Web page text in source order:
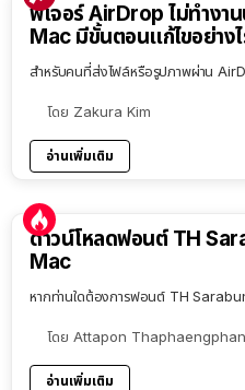
ฟีเจอร์ AirDrop ไม่ทำงา
Mac มีขั้นตอนแก้ไขอย่าง
สำหรับคนที่ส่งไฟล์หรือรูปภาพผ่าน
โดย Zakura Kim
อ่านเพิ่มเติม
ดาวน์โหลดฟอนต์ TH
Mac
หากท่านใดต้องการฟอนต์ TH
โดย Attapon Thaphaengphan
อ่านเพิ่มเติม